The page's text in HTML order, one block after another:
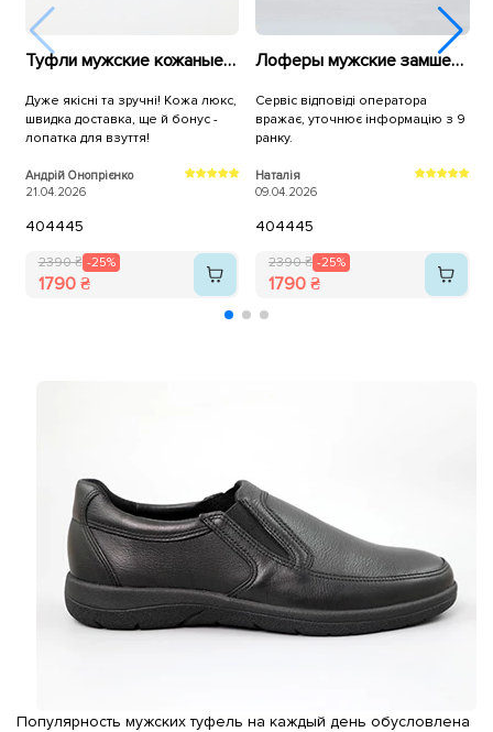
Туфли мужские кожаные 588989 Черные
Дуже якісні та зручні! Кожа люкс,
швидка доставка, ще й бонус -
лопатка для взуття!
Андрій Онопрієнко
21.04.2026
404445
2390 ₴ -25%
1790 ₴
Лоферы мужские замшевые 591533 Бежевые
Сервіс відповіді оператора
вражає, уточнює інформацію з 9
ранку.
Наталія
09.04.2026
404445
2390 ₴ -25%
1790 ₴
Популярность мужских туфель на каждый день обусловлена